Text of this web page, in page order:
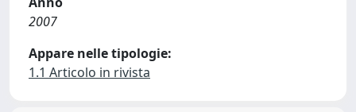
2007
Appare nelle tipologie:
1.1 Articolo in rivista